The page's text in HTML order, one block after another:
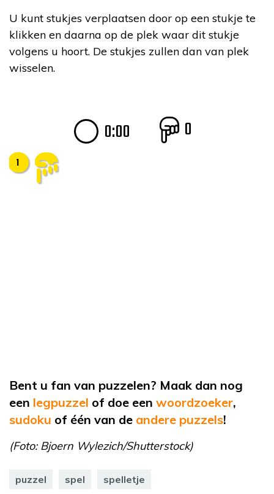
U kunt stukjes verplaatsen door op een stukje te
klikken en daarna op de plek waar dit stukje
volgens u hoort. De stukjes zullen dan van plek
wisselen.
Bent u fan van puzzelen? Maak dan nog
een legpuzzel of doe een woordzoeker,
sudoku of één van de andere puzzels!
(Foto:Bjoern Wylezich/Shutterstock)
puzzel spel spelletje